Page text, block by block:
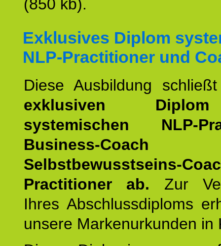
(850 kb).
Exklusives Diplom
NLP-Practitioner und
Diese Ausbildung
exklusiven
systemischen NLP-
Business-Coach
Selbstbewusstseins-
Practitioner ab. Zur
Ihres Abschlussdiploms
unsere Markenurkunden in